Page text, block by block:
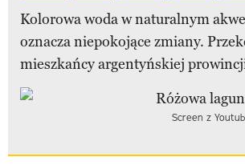
Kolorowa woda w naturalnym
oznacza niepokojące zmiany.
mieszkańcy argentyńskiej
Screen z